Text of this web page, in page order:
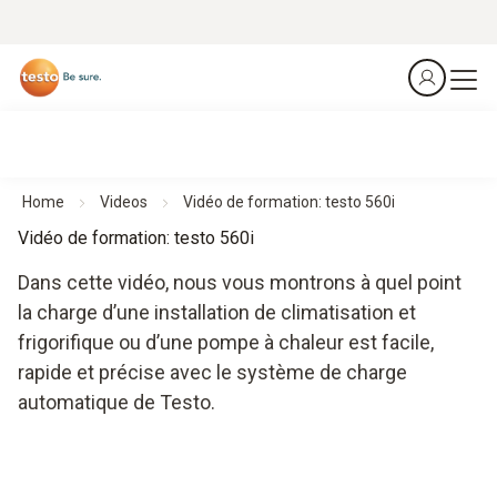
Home Videos Vidéo de formation: testo 560i
Vidéo de formation: testo 560i
Dans cette vidéo, nous vous montrons à quel point
la charge d’une installation de climatisation et
frigorifique ou d’une pompe à chaleur est facile,
rapide et précise avec le système de charge
automatique de Testo.